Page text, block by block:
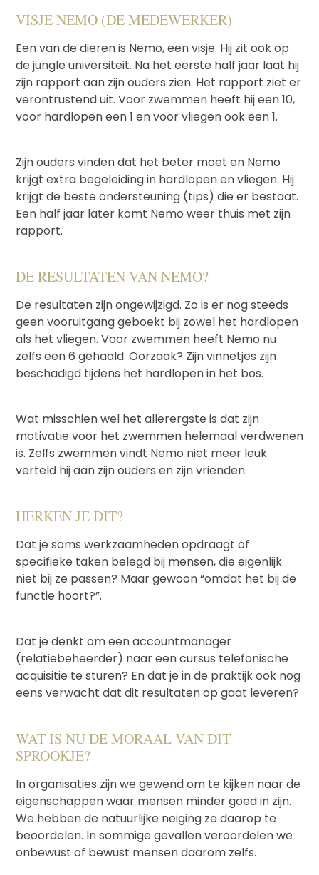
VISJE NEMO (DE MEDEWERKER)
Een van de dieren is Nemo, een visje. Hij zit ook op
de jungle universiteit. Na het eerste half jaar laat hij
zijn rapport aan zijn ouders zien. Het rapport ziet er
verontrustend uit. Voor zwemmen heeft hij een 10,
voor hardlopen een 1 en voor vliegen ook een 1.
Zijn ouders vinden dat het beter moet en Nemo
krijgt extra begeleiding in hardlopen en vliegen. Hij
krijgt de beste ondersteuning (tips) die er bestaat.
Een half jaar later komt Nemo weer thuis met zijn
rapport.
DE RESULTATEN VAN NEMO?
De resultaten zijn ongewijzigd. Zo is er nog steeds
geen vooruitgang geboekt bij zowel het hardlopen
als het vliegen. Voor zwemmen heeft Nemo nu
zelfs een 6 gehaald. Oorzaak? Zijn vinnetjes zijn
beschadigd tijdens het hardlopen in het bos.
Wat misschien wel het allerergste is dat zijn
motivatie voor het zwemmen helemaal verdwenen
is. Zelfs zwemmen vindt Nemo niet meer leuk
verteld hij aan zijn ouders en zijn vrienden.
HERKEN JE DIT?
Dat je soms werkzaamheden opdraagt of
specifieke taken belegd bij mensen, die eigenlijk
niet bij ze passen? Maar gewoon “omdat het bij de
functie hoort?”.
Dat je denkt om een accountmanager
(relatiebeheerder) naar een cursus telefonische
acquisitie te sturen? En dat je in de praktijk ook nog
eens verwacht dat dit resultaten op gaat leveren?
WAT IS NU DE MORAAL VAN DIT
SPROOKJE?
In organisaties zijn we gewend om te kijken naar de
eigenschappen waar mensen minder goed in zijn.
We hebben de natuurlijke neiging ze daarop te
beoordelen. In sommige gevallen veroordelen we
onbewust of bewust mensen daarom zelfs.